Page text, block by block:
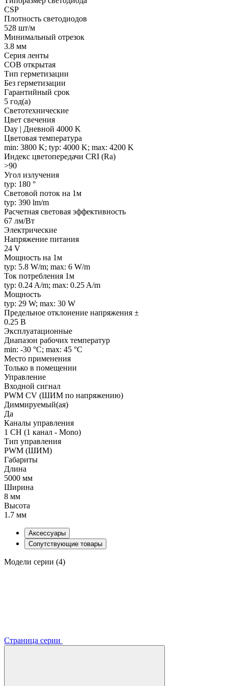
CSP
Плотность светодиодов
528 шт/м
Минимальный отрезок
3.8 мм
Серия ленты
COB открытая
Тип герметизации
Без герметизации
Гарантийный срок
5 год(а)
Светотехнические
Цвет свечения
Day | Дневной 4000 K
Цветовая температура
min: 3800 K; typ: 4000 K; max: 4200 K
Индекс цветопередачи CRI (Ra)
>90
Угол излучения
typ: 180 °
Световой поток на 1м
typ: 390 lm/m
Расчетная световая эффективность
67 лм/Вт
Электрические
Напряжение питания
24 V
Мощность на 1м
typ: 5.8 W/m; max: 6 W/m
Ток потребления 1м
typ: 0.24 A/m; max: 0.25 A/m
Мощность
typ: 29 W; max: 30 W
Предельное отклонение напряжения ±
0.25 В
Эксплуатационные
Диапазон рабочих температур
min: -30 °C; max: 45 °C
Место применения
Только в помещении
Управление
Входной сигнал
PWM СV (ШИМ по напряжению)
Диммируемый(ая)
Да
Каналы управления
1 CH (1 канал - Mono)
Тип управления
PWM (ШИМ)
Габариты
Длина
5000 мм
Ширина
8 мм
Высота
1.7 мм
Аксессуары
Сопутствующие товары
Модели серии (4)
Страница серии